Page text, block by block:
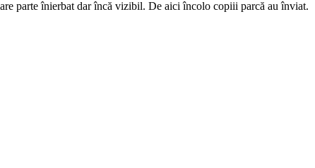
parte înierbat dar încă vizibil. De aici încolo copiii parcă au înviat.